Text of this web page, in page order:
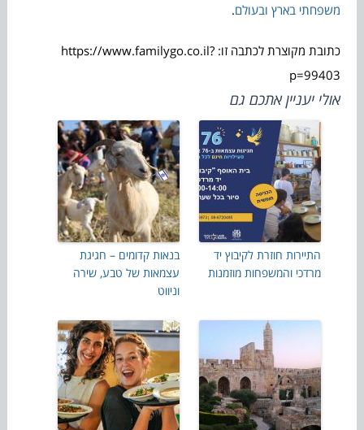
משפחתי בארץ ובעולם.
כתובת מקוצרת לכתבה זו: https://www.familygo.co.il?
p=99403
אולי יעניין אתכם גם
התיירות חוזרת לקיבוץ יד
מרדכי והמשפחות מוזמנות
בנאות קדומים – חגיגת
עצמאות של טבע, שירה
וניווט